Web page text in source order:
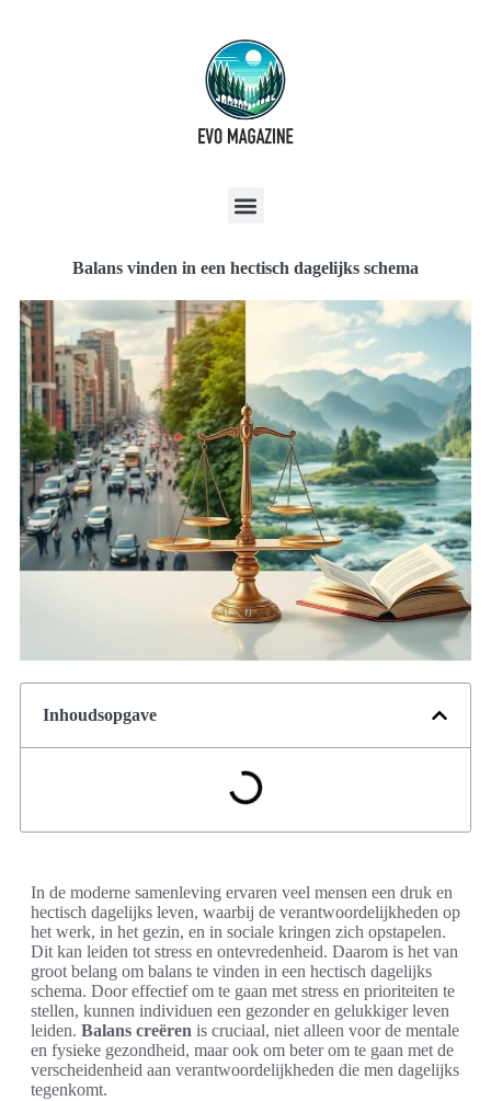
Balans vinden in een hectisch dagelijks schema
Inhoudsopgave
In de moderne samenleving ervaren veel mensen een druk en
hectisch dagelijks leven, waarbij de verantwoordelijkheden op
het werk, in het gezin, en in sociale kringen zich opstapelen.
Dit kan leiden tot stress en ontevredenheid. Daarom is het van
groot belang om balans te vinden in een hectisch dagelijks
schema. Door effectief om te gaan met stress en prioriteiten te
stellen, kunnen individuen een gezonder en gelukkiger leven
leiden. Balans creëren is cruciaal, niet alleen voor de mentale
en fysieke gezondheid, maar ook om beter om te gaan met de
verscheidenheid aan verantwoordelijkheden die men dagelijks
tegenkomt.